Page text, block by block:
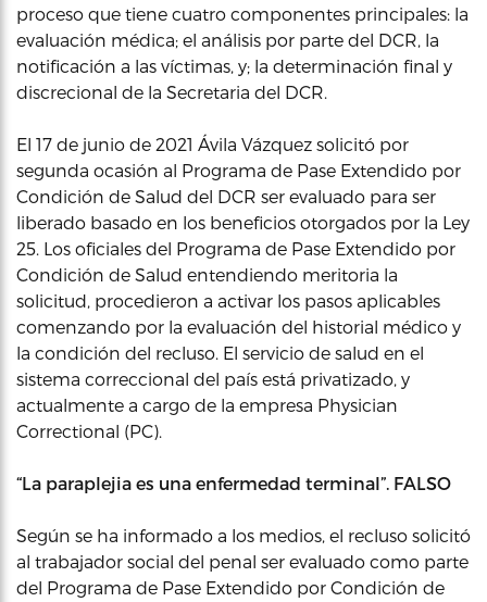
proceso que tiene cuatro componentes principales: la
evaluación médica; el análisis por parte del DCR, la
notificación a las víctimas, y; la determinación final y
discrecional de la Secretaria del DCR.
El 17 de junio de 2021 Ávila Vázquez solicitó por
segunda ocasión al Programa de Pase Extendido por
Condición de Salud del DCR ser evaluado para ser
liberado basado en los beneficios otorgados por la Ley
25. Los oficiales del Programa de Pase Extendido por
Condición de Salud entendiendo meritoria la
solicitud, procedieron a activar los pasos aplicables
comenzando por la evaluación del historial médico y
la condición del recluso. El servicio de salud en el
sistema correccional del país está privatizado, y
actualmente a cargo de la empresa Physician
Correctional (PC).
“La paraplejia es una enfermedad terminal”. FALSO
Según se ha informado a los medios, el recluso solicitó
al trabajador social del penal ser evaluado como parte
del Programa de Pase Extendido por Condición de